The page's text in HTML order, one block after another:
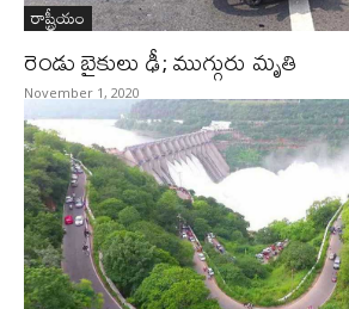
రాష్ట్రీయం
రెండు బైకులు ఢీ; ముగ్గురు మృతి
November 1, 2020